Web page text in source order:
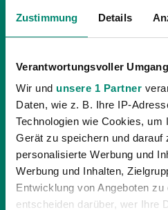
Zustimmung Details
Verantwortungsvoller
Wir und unsere 1 Partner
Daten, wie z. B. Ihre IP-
Technologien wie Cookies, um
Gerät zu speichern und darauf
personalisierte Werbung und
Werbung und Inhalten,
Entwicklung von Angeboten zu
entscheiden darüber, wer Ihre
11.03.2015|
NEUE FANARTIKELN IM